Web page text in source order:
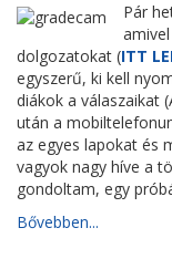
Pár
dolgozatokat (ITT
egyszerű, ki kell
diákok a válaszaikat
után a
az egyes lapokat és
vagyok nagy híve a
gondoltam, egy
Bővebben...